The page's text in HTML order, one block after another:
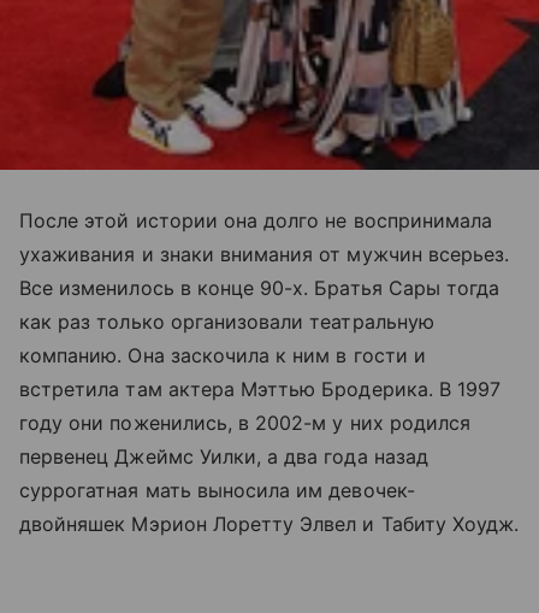
После этой истории она долго не воспринимала
ухаживания и знаки внимания от мужчин всерьез.
Все изменилось в конце 90-х. Братья Сары тогда
как раз только организовали театральную
компанию. Она заскочила к ним в гости и
встретила там актера Мэттью Бродерика. В 1997
году они поженились, в 2002-м у них родился
первенец Джеймс Уилки, а два года назад
суррогатная мать выносила им девочек-
двойняшек Мэрион Лоретту Элвел и Табиту Хоудж.